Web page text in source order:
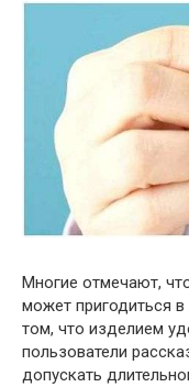
Многие отмечают,
может пригодиться
том, что изделием
пользователи
допускать